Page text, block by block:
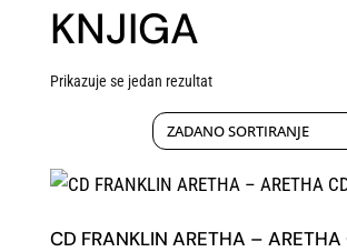
KNJIGA
Prikazuje se jedan rezultat
CD FRANKLIN ARETHA –